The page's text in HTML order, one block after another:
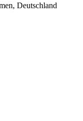
Deutschland